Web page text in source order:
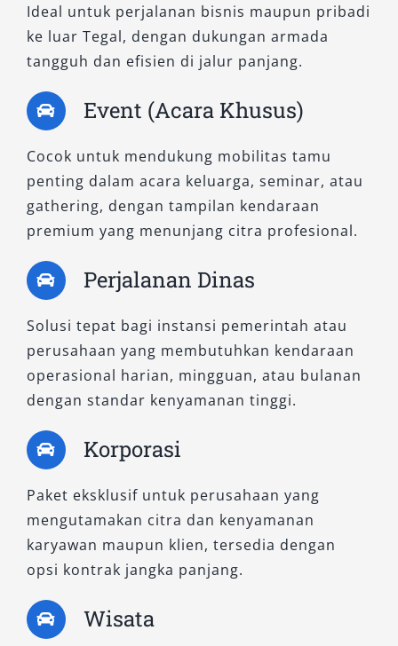
2. Fortuner 2.8 VRZ 4×4 A/T
Mengusung fitur hiburan Rear Seat
Entertainment (RSE), tipe ini tidak hanya kuat,
tetapi juga nyaman bagi seluruh penumpang.
Mesin diesel 2.755 cc sangat bertenaga, dan
pengaturan suspensi disempurnakan untuk
meningkatkan kenyamanan selama perjalanan
panjang. Pilihan tepat bagi keluarga besar atau
eksekutif yang mengutamakan kenyamanan
premium.
3. Fortuner 2.8 GR-S 4×4 A/T
Sebagai varian tertinggi, GR-S menyuguhkan
desain sporty dengan paket GR (Gazoo Racing)
yang eksklusif. Selain mesin turbo diesel
tangguh dan sistem penggerak 4×4, model ini
dilengkapi dengan fitur-fitur terkini, seperti
ambient lighting, jok kulit eksklusif, paddle
shift, dan sistem infotainment canggih. Pilihan
ini sangat ideal untuk pengguna yang
menginginkan perpaduan performa ekstrem
Memilih tipe Fortuner yang tepat untuk
Ideal untuk perjalanan bisnis maupun pribadi
ke luar Tegal, dengan dukungan armada
tangguh dan efisien di jalur panjang.
Event (Acara Khusus)
Cocok untuk mendukung mobilitas tamu
penting dalam acara keluarga, seminar, atau
gathering, dengan tampilan kendaraan
premium yang menunjang citra profesional.
Perjalanan Dinas
Solusi tepat bagi instansi pemerintah atau
perusahaan yang membutuhkan kendaraan
operasional harian, mingguan, atau bulanan
dengan standar kenyamanan tinggi.
Korporasi
Paket eksklusif untuk perusahaan yang
mengutamakan citra dan kenyamanan
karyawan maupun klien, tersedia dengan
opsi kontrak jangka panjang.
Wisata